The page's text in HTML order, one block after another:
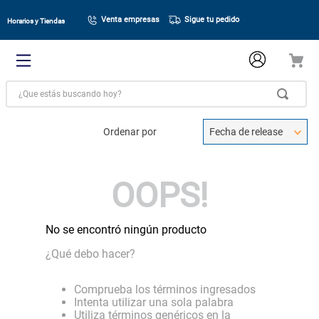
Horarios y Tiendas Venta empresas Sigue tu pedido
¿Que estás buscando hoy?
Ordenar por Fecha de release
OOPS!
No se encontró ningún producto
¿Qué debo hacer?
Comprueba los términos ingresados
Intenta utilizar una sola palabra
Utiliza términos genéricos en la